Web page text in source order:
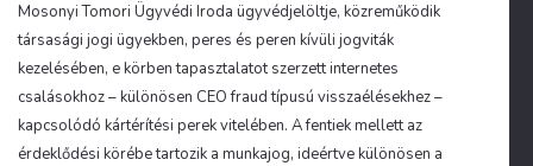
Mosonyi Tomori Ügyvédi Iroda ügyvédjelöltje, közreműködik
társasági jogi ügyekben, peres és peren kívüli jogviták
kezelésében, e körben tapasztalatot szerzett internetes
csalásokhoz – különösen CEO fraud típusú visszaélésekhez –
kapcsolódó kártérítési perek vitelében. A fentiek mellett az
érdeklődési körébe tartozik a munkajog, ideértve különösen a